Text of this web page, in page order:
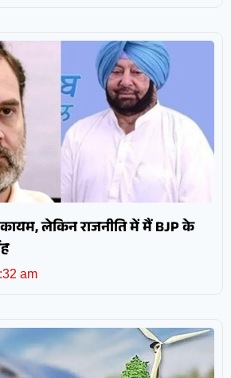
कायम, लेकिन राजनीति में मैं BJP के
am